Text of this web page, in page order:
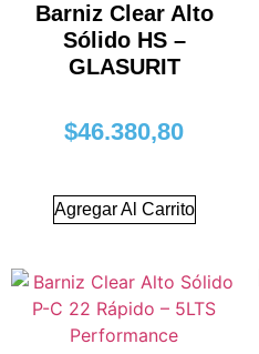
Barniz Clear Alto
Sólido HS –
GLASURIT
$46.380,80
Agregar Al Carrito